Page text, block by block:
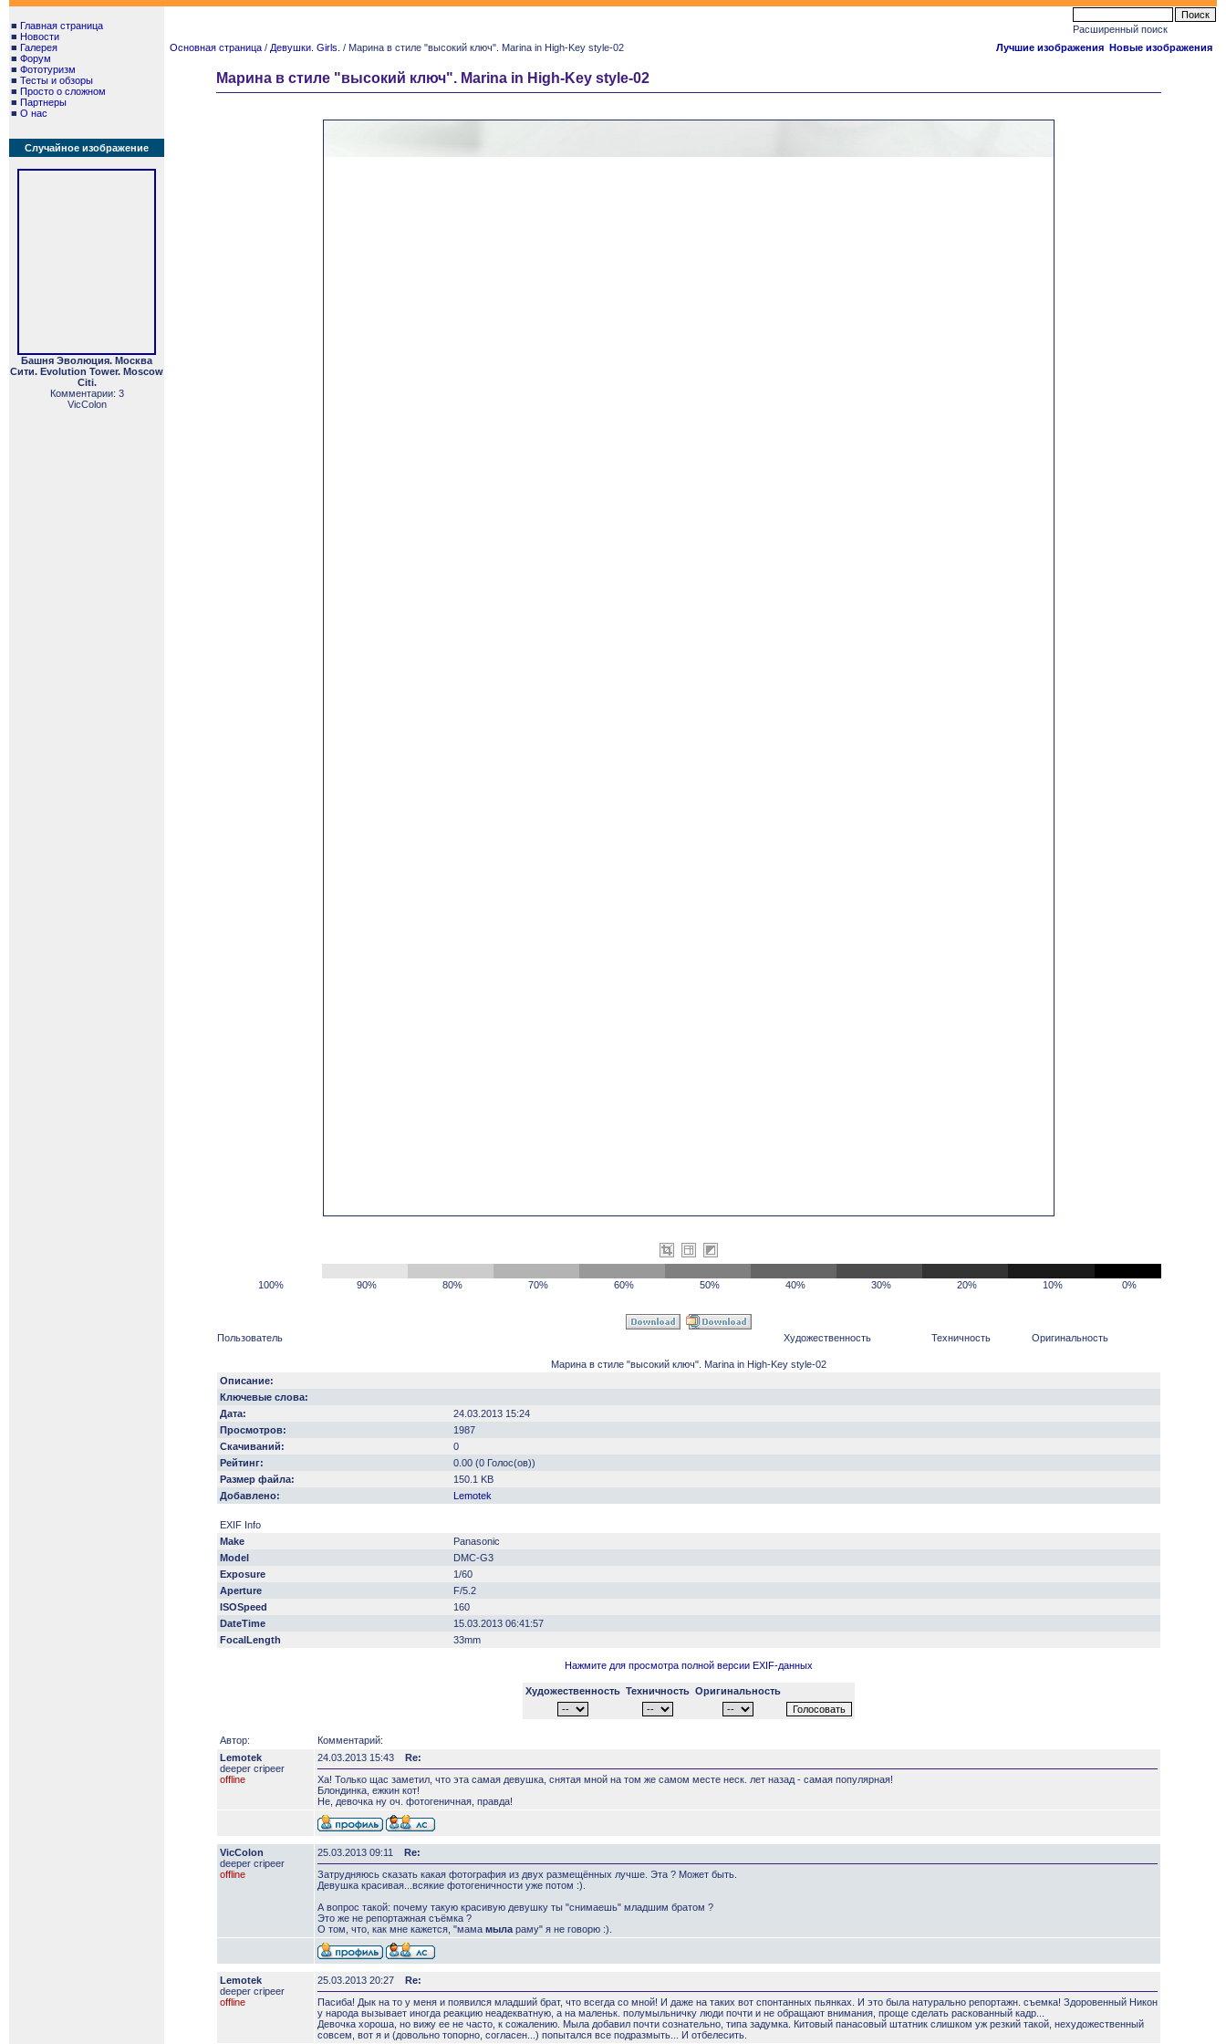
■ Главная страница
■ Новости
■ Галерея
■ Форум
■ Фототуризм
■ Тесты и обзоры
■ Просто о сложном
■ Партнеры
■ О нас
Случайное изображение
Башня Эволюция. Москва
Сити. Evolution Tower. Moscow
Citi.
Комментарии: 3
VicColon
Расширенный поиск
Основная страница / Девушки. Girls. / Марина в стиле "высокий ключ". Marina in High-Key style-02 Лучшие изображения Новые изображения
Марина в стиле "высокий ключ". Marina in High-Key style-02
100% 90% 80% 70% 60% 50% 40% 30% 20% 10% 0%
Пользователь Художественность Техничность Оригинальность
Марина в стиле "высокий ключ". Marina in High-Key style-02
Описание:
Ключевые слова:
Дата:
24.03.2013 15:24
Просмотров:
1987
Скачиваний:
0
Рейтинг:
0.00 (0 Голос(ов))
Размер файла:
150.1 KB
Добавлено:
Lemotek
EXIF Info
Make
Panasonic
Model
DMC-G3
Exposure
1/60
Aperture
F/5.2
ISOSpeed
160
DateTime
15.03.2013 06:41:57
FocalLength
33mm
Нажмите для просмотра полной версии EXIF-данных
Художественность Техничность Оригинальность
Автор:
Комментарий:
Lemotek
deeper сripeer
offline
24.03.2013 15:43
Re:
Ха! Только щас заметил, что эта самая девушка, снятая мной на том же самом месте неск. лет назад - самая популярная!
Блондинка, ежкин кот!
Не, девочка ну оч. фотогеничная, правда!
VicColon
deeper сripeer
offline
25.03.2013 09:11
Re:
Затрудняюсь сказать какая фотография из двух размещённых лучше. Эта ? Может быть.
Девушка красивая...всякие фотогеничности уже потом :).
А вопрос такой: почему такую красивую девушку ты "снимаешь" младшим братом ?
Это же не репортажная съёмка ?
О том, что, как мне кажется, "мама мыла раму" я не говорю :).
Lemotek
deeper сripeer
offline
25.03.2013 20:27
Re:
Пасиба! Дык на то у меня и появился младший брат, что всегда со мной! И даже на таких вот спонтанных пьянках. И это была натурально репортажн. съемка! Здоровенный Никон
у народа вызывает иногда реакцию неадекватную, а на маленьк. полумыльничку люди почти и не обращают внимания, проще сделать раскованный кадр...
Девочка хороша, но вижу ее не часто, к сожалению. Мыла добавил почти сознательно, типа задумка. Китовый панасовый штатник слишком уж резкий такой, нехудожественный
совсем, вот я и (довольно топорно, согласен...) попытался все подразмыть... И отбелесить.